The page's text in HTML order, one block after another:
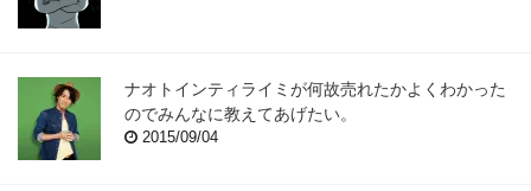
ナオトインティライミが何故売れたかよくわかった
のでみんなに教えてあげたい。
2015/09/04